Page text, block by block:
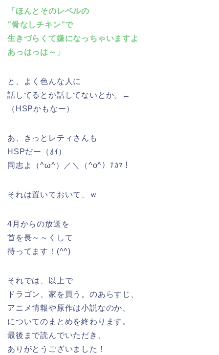
「ほんとそのレベルの
”骨なしチキン”で
生きづらくて嫌になっちゃいますよ
あっはっは～」
と、よく色んな人に
話してるとか話してないとか。←
（HSPかもなー）
あ、きっとレティさんも
HSPだー（ｵｲ）
同志よ（^ω^）／＼（^o^）ﾅｶﾏ！
それは置いておいて、ｗ
4月からの放送を
首を長～～くして
待ってます！(^^)
それでは、以上で
ドラゴン、家を買う。のあらすじ、
アニメ情報や原作は小説なのか、
についてのまとめを終わります。
最後まで読んでいただき、
ありがとうございました！